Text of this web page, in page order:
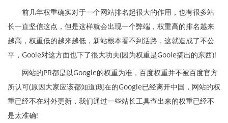
前几年权重确实对于一个网站排名起很大的作用，也有很多站
长一直坚信这点，但是这样就会出现一个弊端，权重高的排名越来
越高，权重低的越来越低，新站根本看不到活路，这就造成了不公
平，Goole对这方面也下了很大功夫(因为权重是Goole搞出的东西)!
网站的PR都是以Google的权重为准，百度权重并不被百度官方
所认可(原因大家应该都知道)现在的Google已经离开中国，网站的权
重已经不在对外更新，我们通过一些站长工具查出来的权重已经不
是太准确!